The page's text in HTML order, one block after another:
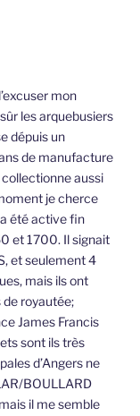
mon
les arquebusiers
dépuis un
de manufacture
collectionne aussi
je cherce
été active fin
et 1700. Il signait
et seulement 4
mais ils ont
royautée;
James Francis
sont ils très
d’Angers ne
BOULLARD
il me semble